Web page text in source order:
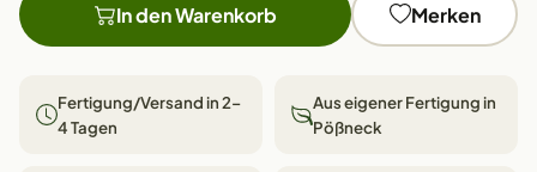
In den Warenkorb Merken
Fertigung/Versand in 2–
4 Tagen
Aus eigener Fertigung in
Pößneck